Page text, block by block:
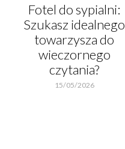
Fotel do sypialni:
Szukasz idealnego
towarzysza do
wieczornego
czytania?
15/05/2026